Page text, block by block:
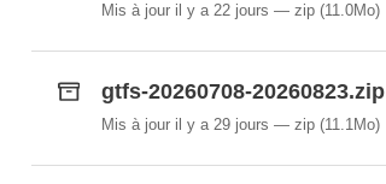
Mis à jour il y a 22 jours zip(11.0Mo)
gtfs-20260708-20260823.zip
Mis à jour il y a 29 jours zip(11.1Mo)